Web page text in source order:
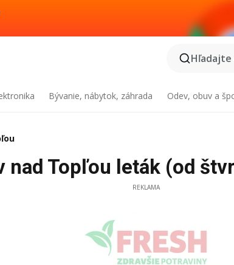
Bývanie, nábytok, záhrada Odev, obuv a
nad Topľou leták (od
REKLAMA